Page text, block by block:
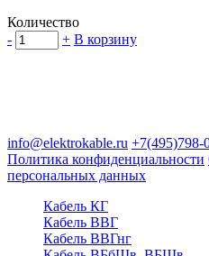
Количество
-
+ В корзину
info@elektrokable.ru +7(495)798-
Политика конфиденциальности
персональных данных
Кабель КГ
Кабель ВВГ
Кабель ВВГнг